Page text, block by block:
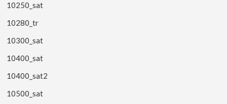
10250_sat
10280_tr
10300_sat
10400_sat
10400_sat2
10500_sat